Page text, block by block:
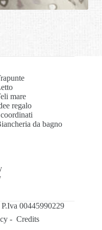
mare
regalo
da bagno
00445990229
- Credits